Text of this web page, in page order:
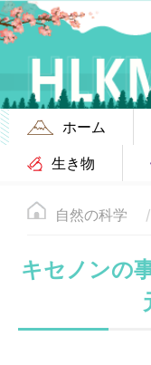
ホーム
生き物
自然の科学
キセノンの